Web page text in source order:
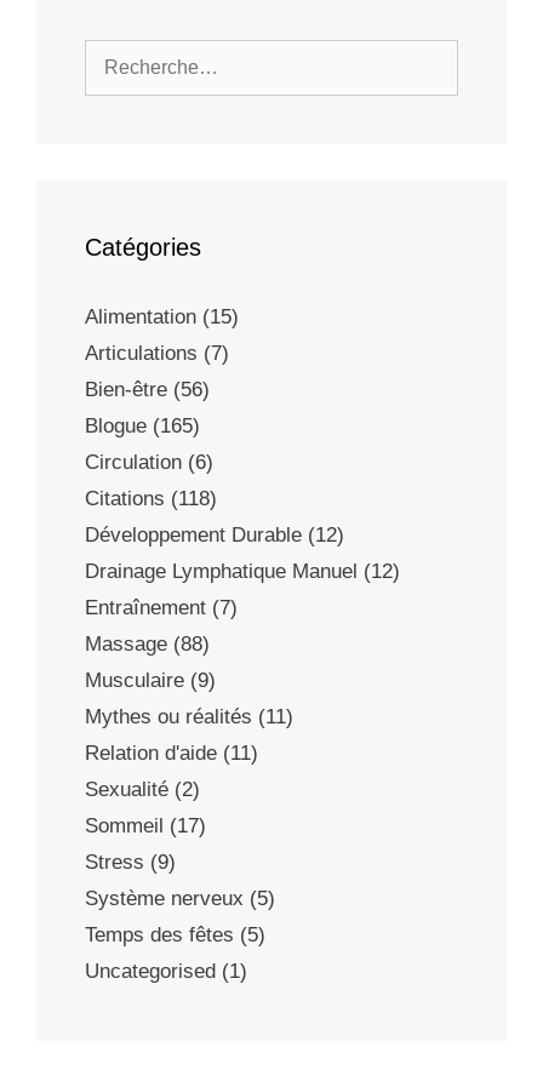
Catégories
Alimentation (15)
Articulations (7)
Bien-être (56)
Blogue (165)
Circulation (6)
Citations (118)
Développement Durable (12)
Drainage Lymphatique Manuel (12)
Entraînement (7)
Massage (88)
Musculaire (9)
Mythes ou réalités (11)
Relation d'aide (11)
Sexualité (2)
Sommeil (17)
Stress (9)
Système nerveux (5)
Temps des fêtes (5)
Uncategorised (1)